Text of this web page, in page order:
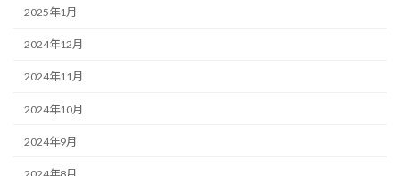
2025年1月
2024年12月
2024年11月
2024年10月
2024年9月